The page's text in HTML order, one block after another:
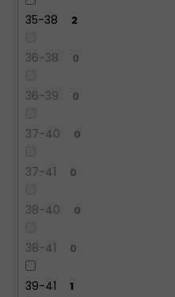
35-38 2
36-38 0
36-39 0
37-40 0
37-41 0
38-40 0
38-41 0
39-41 1